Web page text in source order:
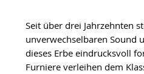
Seit über drei Jahrzehnten
unverwechselbaren Sound
dieses Erbe eindrucksvoll
Furniere verleihen dem